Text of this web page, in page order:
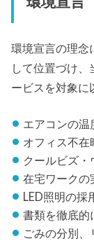
環境宣言の理念
して位置づけ
ービスを対象に
エアコンの
オフィス不在
クールビズ
在宅ワークの
LED照明の採
書類を徹底的
ごみの分別